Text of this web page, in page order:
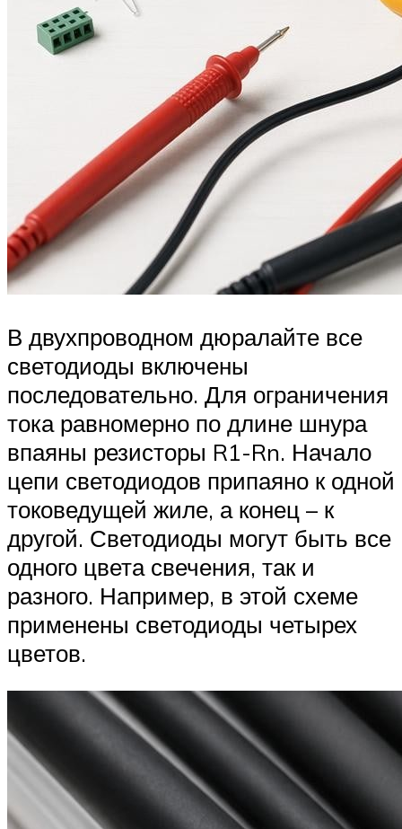
В двухпроводном дюралайте все
светодиоды включены
последовательно. Для ограничения
тока равномерно по длине шнура
впаяны резисторы R1-Rn. Начало
цепи светодиодов припаяно к одной
токоведущей жиле, а конец – к
другой. Светодиоды могут быть все
одного цвета свечения, так и
разного. Например, в этой схеме
применены светодиоды четырех
цветов.